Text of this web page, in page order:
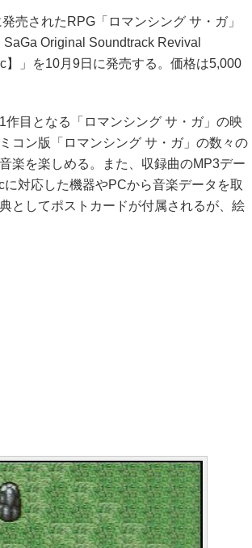
売されたRPG「ロマンシング サ・ガ」
Original Soundtrack Revival
」を10月9日に発売する。価格は5,000
目となる「ロマンシング サ・ガ」の映
コン版「ロマンシング サ・ガ」の数々の
楽を楽しめる。また、収録曲のMP3デー
対応した機器やPCから音楽データを取
としてポストカードが付属されるが、絵